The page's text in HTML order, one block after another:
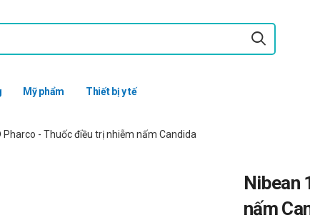
Mỹ phẩm Thiết bị y tế
Pharco - Thuốc điều trị nhiễm nấm Candida
Nibean
nấm